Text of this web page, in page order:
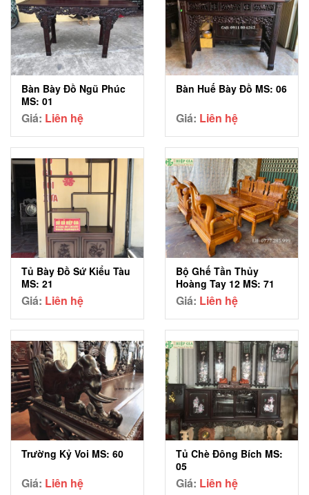
Bàn Bày Đồ Ngũ Phúc
MS: 01
Giá: Liên hệ
Bàn Huế Bày Đồ MS: 06
Giá: Liên hệ
Tủ Bày Đồ Sứ Kiểu Tàu
MS: 21
Giá: Liên hệ
Bộ Ghế Tần Thủy
Hoàng Tay 12 MS: 71
Giá: Liên hệ
Trường Kỷ Voi MS: 60
Giá: Liên hệ
Tủ Chè Đông Bích MS:
05
Giá: Liên hệ